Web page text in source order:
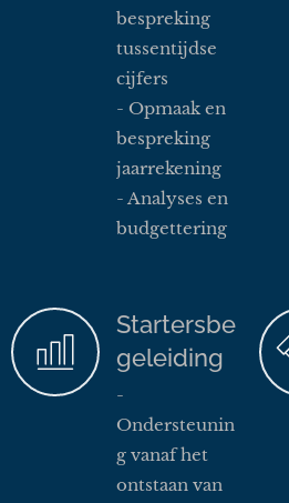
bespreking
tussentijdse
cijfers
- Opmaak en
bespreking
jaarrekening
- Analyses en
budgettering
Startersbe
geleiding
-
Ondersteunin
g vanaf het
ontstaan van